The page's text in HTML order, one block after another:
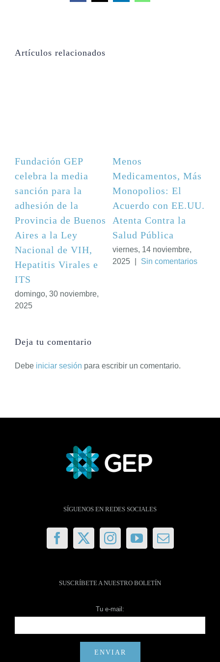
Artículos relacionados
Más
El
con EE.UU.
la
noviembre,
comentarios
Fundación GEP
celebra la media
sanción para la
adhesión de la
Provincia de Buenos
Aires a la Ley
Nacional de VIH,
Hepatitis Virales e
domingo, 30 noviembre,
Acuerdo
Atenta
Salud
viernes, 14
2025 | Sin
Deja tu comentario
Debe iniciar sesión para escribir un comentario.
SÍGUENOS EN REDES SOCIALES
SUSCRÍBETE A NUESTRO BOLETÍN
Tu e-mail: